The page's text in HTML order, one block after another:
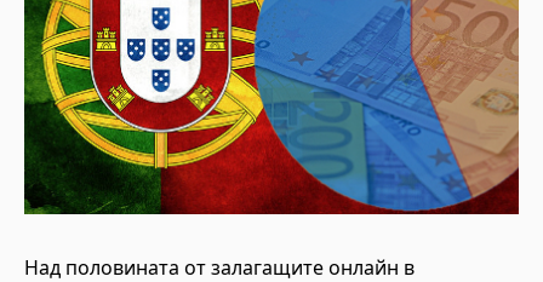
Над половината от залагащите онлайн в